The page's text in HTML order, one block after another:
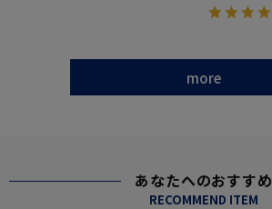
more
あなたへのおすすめ
RECOMMEND ITEM